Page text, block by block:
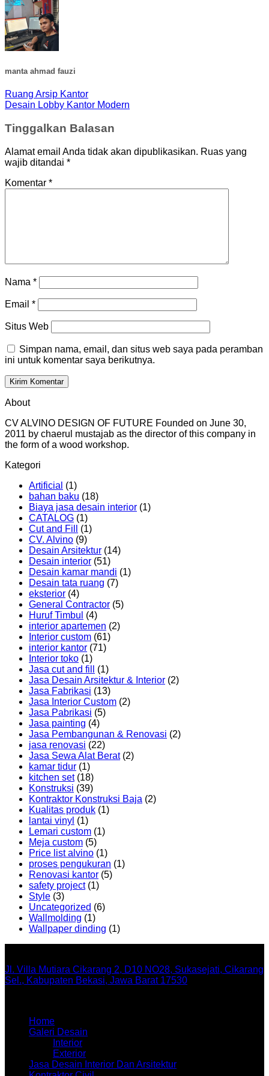
manta ahmad fauzi
Ruang Arsip Kantor
Desain Lobby Kantor Modern
Tinggalkan Balasan
Alamat email Anda tidak akan dipublikasikan. Ruas yang
wajib ditandai *
Komentar *
Nama *
Email *
Situs Web
Simpan nama, email, dan situs web saya pada peramban
ini untuk komentar saya berikutnya.
About
CV ALVINO DESIGN OF FUTURE Founded on June 30,
2011 by chaerul mustajab as the director of this company in
the form of a wood workshop.
Kategori
Artificial (1)
bahan baku (18)
Biaya jasa desain interior (1)
CATALOG (1)
Cut and Fill
(1)
CV. Alvino (9)
Desain Arsitektur (14)
Desain interior (51)
Desain kamar mandi (1)
Desain tata ruang (7)
eksterior (4)
General Contractor (5)
Huruf Timbul (4)
interior apartemen (2)
Interior custom (61)
interior kantor (71)
Interior toko (1)
Jasa cut and fill
(1)
Jasa Desain Arsitektur & Interior (2)
Jasa Fabrikasi (13)
Jasa Interior Custom (2)
Jasa Pabrikasi (5)
Jasa painting (4)
Jasa Pembangunan & Renovasi (2)
jasa renovasi (22)
Jasa Sewa Alat Berat(2)
kamar tidur (1)
kitchen set(18)
Konstruksi (39)
Kontraktor Konstruksi Baja (2)
Kualitas produk (1)
lantai vinyl (1)
Lemari custom (1)
Meja custom (5)
Price list alvino (1)
proses pengukuran (1)
Renovasi kantor (5)
safety project(1)
Style (3)
Uncategorized (6)
Wallmolding (1)
Wallpaper dinding (1)
Jl. Villa Mutiara Cikarang 2, D10 NO28, Sukasejati, Cikarang
Sel., Kabupaten Bekasi, Jawa Barat 17530
Home
Galeri Desain
Interior
Exterior
Jasa Desain Interior Dan Arsitektur